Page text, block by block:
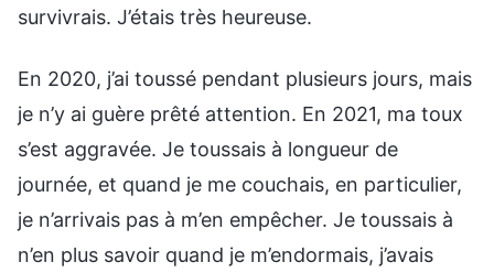
survivrais. J’étais très heureuse.
En 2020, j’ai toussé pendant plusieurs jours, mais
je n’y ai guère prêté attention. En 2021, ma toux
s’est aggravée. Je toussais à longueur de
journée, et quand je me couchais, en particulier,
je n’arrivais pas à m’en empêcher. Je toussais à
n’en plus savoir quand je m’endormais, j’avais